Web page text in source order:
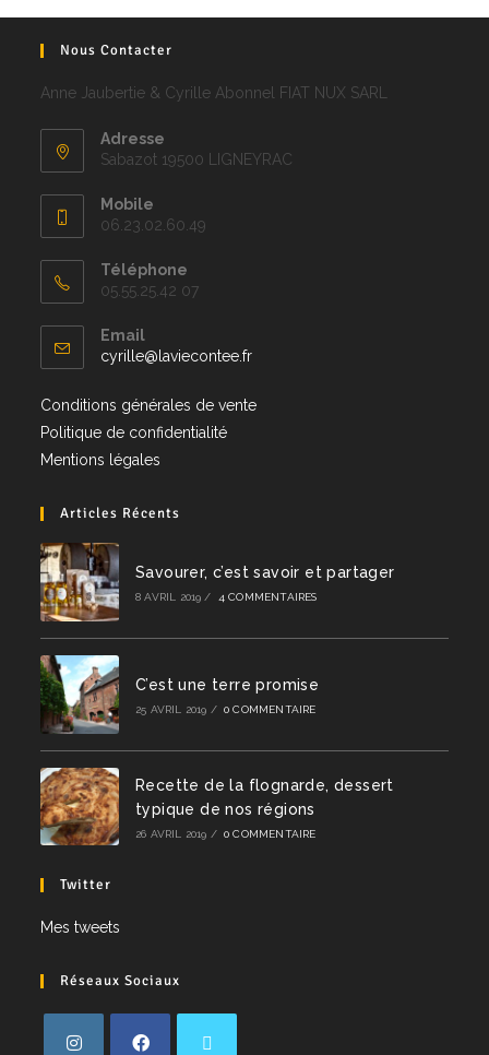
Nous Contacter
Anne Jaubertie & Cyrille Abonnel FIAT NUX SARL
Adresse
Sabazot 19500 LIGNEYRAC
Mobile
06.23.02.60.49
Téléphone
05.55.25.42 07
Email
cyrille@laviecontee.fr
Conditions générales de vente
Politique de confidentialité
Mentions légales
Articles Récents
Savourer, c’est savoir et partager
8 AVRIL 2019 / 4 COMMENTAIRES
C’est une terre promise
25 AVRIL 2019 / 0 COMMENTAIRE
Recette de la flognarde, dessert
typique de nos régions
26 AVRIL 2019 / 0 COMMENTAIRE
Twitter
Mes tweets
Réseaux Sociaux